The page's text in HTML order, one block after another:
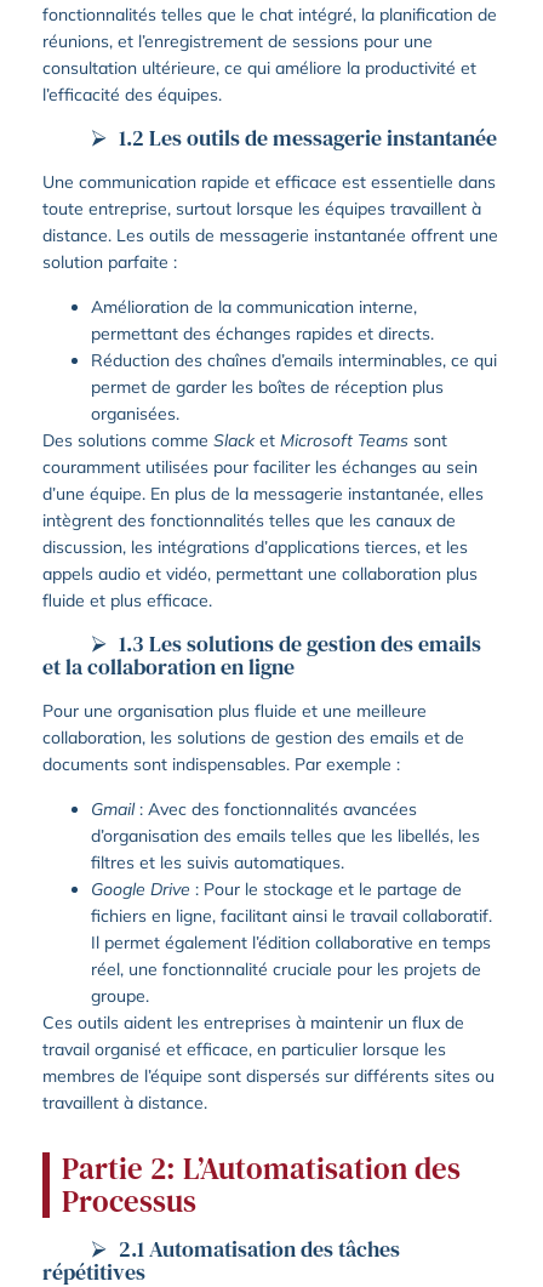
fonctionnalités telles que le chat intégré, la planification de
réunions, et l’enregistrement de sessions pour une
consultation ultérieure, ce qui améliore la productivité et
l’efficacité des équipes.
1.2 Les outils de messagerie instantanée
Une communication rapide et efficace est essentielle dans
toute entreprise, surtout lorsque les équipes travaillent à
distance. Les outils de messagerie instantanée offrent une
solution parfaite :
Amélioration de la communication interne,
permettant des échanges rapides et directs.
Réduction des chaînes d’emails interminables, ce qui
permet de garder les boîtes de réception plus
organisées.
Des solutions comme Slack et Microsoft Teams sont
couramment utilisées pour faciliter les échanges au sein
d’une équipe. En plus de la messagerie instantanée, elles
intègrent des fonctionnalités telles que les canaux de
discussion, les intégrations d’applications tierces, et les
appels audio et vidéo, permettant une collaboration plus
fluide et plus efficace.
1.3 Les solutions de gestion des emails
et la collaboration en ligne
Pour une organisation plus fluide et une meilleure
collaboration, les solutions de gestion des emails et de
documents sont indispensables. Par exemple :
Gmail: Avec des fonctionnalités avancées
d’organisation des emails telles que les libellés, les
filtres et les suivis automatiques.
Google Drive : Pour le stockage et le partage de
fichiers en ligne, facilitant ainsi le travail collaboratif.
Il permet également l’édition collaborative en temps
réel, une fonctionnalité cruciale pour les projets de
groupe.
Ces outils aident les entreprises à maintenir un flux de
travail organisé et efficace, en particulier lorsque les
membres de l’équipe sont dispersés sur différents sites ou
travaillent à distance.
Partie 2: L’Automatisation des
Processus
2.1 Automatisation des tâches
répétitives